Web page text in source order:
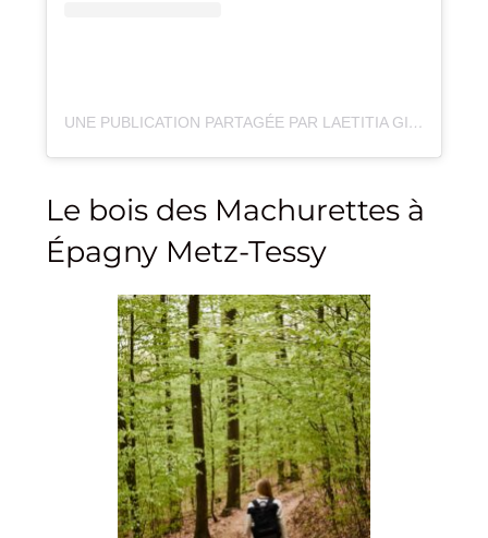
UNE PUBLICATION PARTAGÉE PAR LAETITIA GINET (@LAET_1704)
Le bois des Machurettes à
Épagny Metz-Tessy